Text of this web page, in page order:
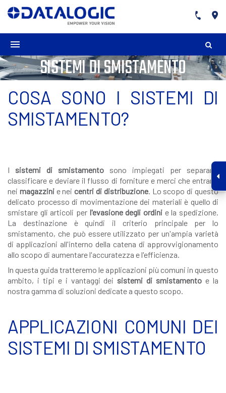
SISTEMI DI SMISTAMENTO
COSA SONO I SISTEMI DI
SMISTAMENTO?
I sistemi di smistamento sono impiegati per separare,
classificare e deviare il flusso di forniture e merci che entrano
nei magazzinie nei centri di distribuzione. Lo scopo di questo
delicato processo di movimentazione dei materiali è quello di
smistare gli articoli per l'evasione degli ordini e la spedizione.
La destinazione è quindi il criterio principale per lo
smistamento, che può essere utilizzato per un'ampia varietà
di applicazioni all'interno della catena di approvvigionamento
allo scopo di aumentare l'accuratezza e l'efficienza.
In questa guida tratteremo le applicazioni più comuni in questo
ambito, i tipi e i vantaggi dei sistemi di smistamento e la
nostra gamma di soluzioni dedicate a questo scopo.
APPLICAZIONI COMUNI DEI
SISTEMI DI SMISTAMENTO